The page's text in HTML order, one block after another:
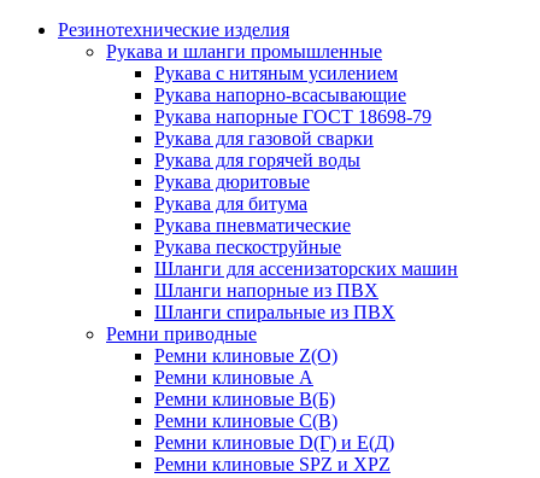
Резинотехнические изделия
Рукава и шланги промышленные
Рукава с нитяным усилением
Рукава напорно-всасывающие
Рукава напорные ГОСТ 18698-79
Рукава для газовой сварки
Рукава для горячей воды
Рукава дюритовые
Рукава для битума
Рукава пневматические
Рукава пескоструйные
Шланги для ассенизаторских машин
Шланги напорные из ПВХ
Шланги спиральные из ПВХ
Ремни приводные
Ремни клиновые Z(О)
Ремни клиновые А
Ремни клиновые В(Б)
Ремни клиновые С(В)
Ремни клиновые D(Г) и Е(Д)
Ремни клиновые SPZ и XPZ